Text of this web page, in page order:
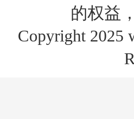
的权益
Copyright 2025